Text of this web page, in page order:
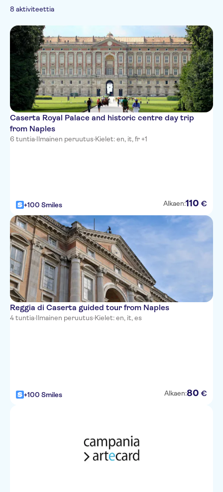
Skip the line
German
8 aktiviteettia
Caserta Royal Palace and historic centre day trip
from Naples
6 tuntia·Ilmainen peruutus·Kielet: en, it, fr +1
+100 Smiles Alkaen:110 €
Reggia di Caserta guided tour from Naples
4 tuntia·Ilmainen peruutus·Kielet: en, it, es
+100 Smiles Alkaen:80 €